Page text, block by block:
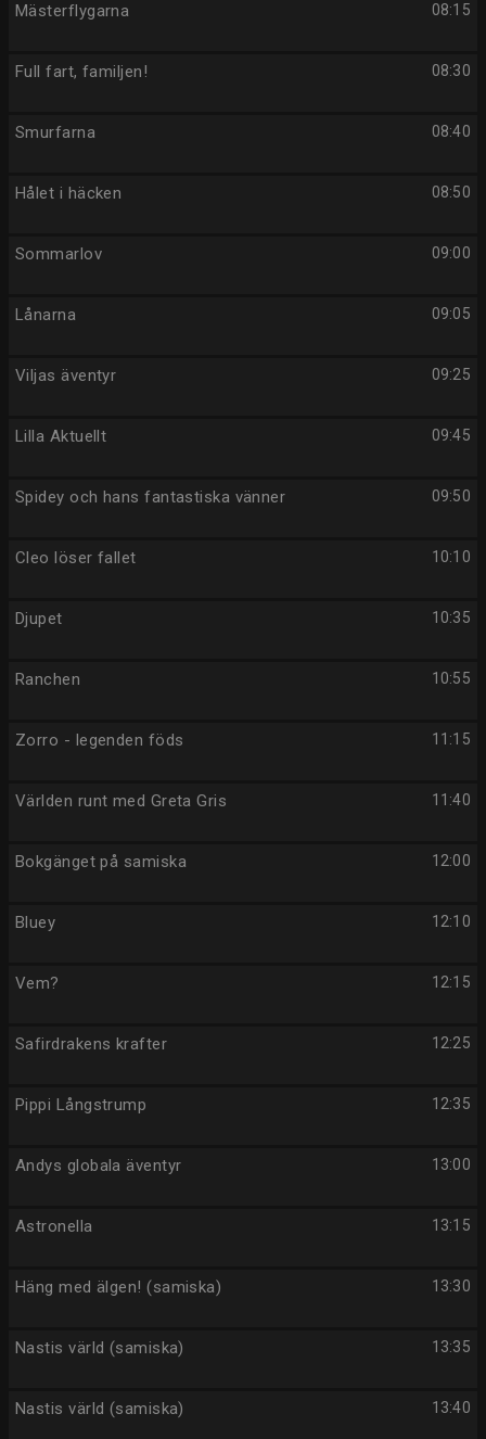
08:15
Mästerflygarna
08:30
Full fart, familjen!
08:40
Smurfarna
08:50
Hålet i häcken
09:00
Sommarlov
09:05
Lånarna
09:25
Viljas äventyr
09:45
Lilla Aktuellt
09:50
Spidey och hans fantastiska vänner
10:10
Cleo löser fallet
10:35
Djupet
10:55
Ranchen
11:15
Zorro - legenden föds
11:40
Världen runt med Greta Gris
12:00
Bokgänget på samiska
12:10
Bluey
12:15
Vem?
12:25
Safirdrakens krafter
12:35
Pippi Långstrump
13:00
Andys globala äventyr
13:15
Astronella
13:30
Häng med älgen! (samiska)
13:35
Nastis värld (samiska)
13:40
Nastis värld (samiska)